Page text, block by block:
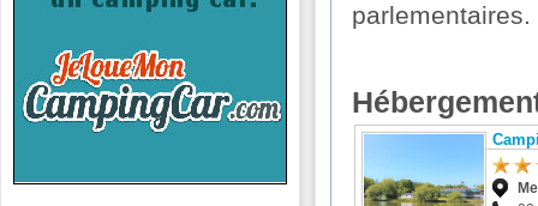
parlementaires.